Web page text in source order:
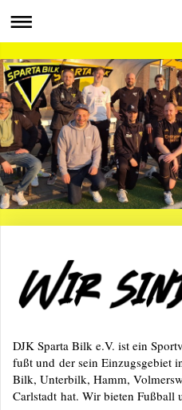
DJK Sparta Bilk e.V. ist ein
fußt und der sein Einzugsgebiet
Bilk, Unterbilk, Hamm,
Carlstadt hat. Wir bieten Fußball